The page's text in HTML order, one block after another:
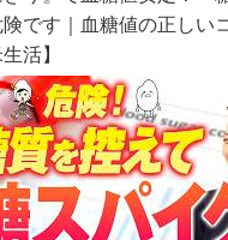
です｜血糖値の正しい
活】